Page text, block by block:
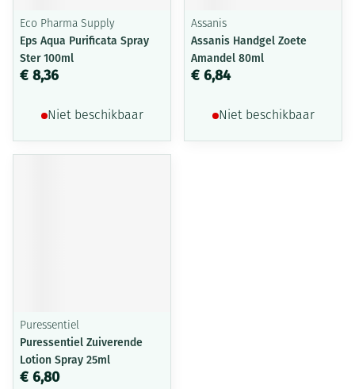
Eco Pharma Supply
Eps Aqua Purificata Spray
Ster 100ml
€ 8,36
Niet beschikbaar
Assanis
Assanis Handgel Zoete
Amandel 80ml
€ 6,84
Niet beschikbaar
Puressentiel
Puressentiel Zuiverende
Lotion Spray 25ml
€ 6,80